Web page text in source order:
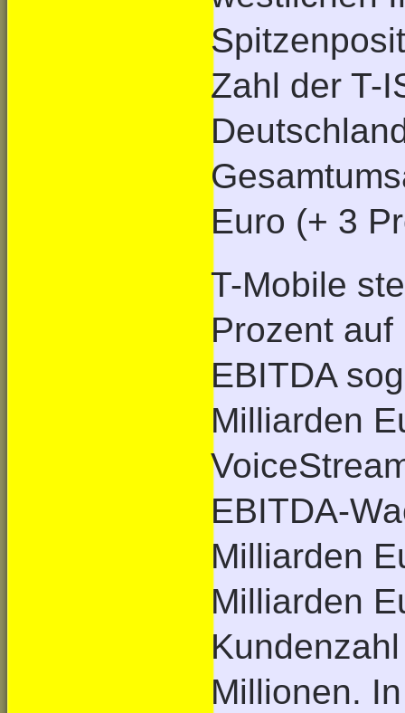
Zahl der T-
Euro (+ 3
T-Mobile
Prozent
EBITDA
Milliarden
EBITDA-
Milliarden
Milliarden
Millionen.